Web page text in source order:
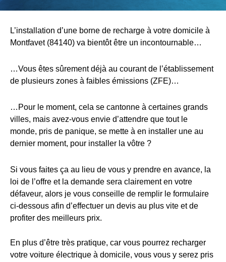
L’installation d’une borne de recharge à votre domicile à
Montfavet (84140) va bientôt être un incontournable…
…Vous êtes sûrement déjà au courant de l’établissement
de plusieurs zones à faibles émissions (ZFE)…
…Pour le moment, cela se cantonne à certaines grands
villes, mais avez-vous envie d’attendre que tout le
monde, pris de panique, se mette à en installer une au
dernier moment, pour installer la vôtre ?
Si vous faites ça au lieu de vous y prendre en avance, la
loi de l’offre et la demande sera clairement en votre
défaveur, alors je vous conseille de remplir le formulaire
ci-dessous afin d’effectuer un devis au plus vite et de
profiter des meilleurs prix.
En plus d’être très pratique, car vous pourrez recharger
votre voiture électrique à domicile, vous vous y serez pris